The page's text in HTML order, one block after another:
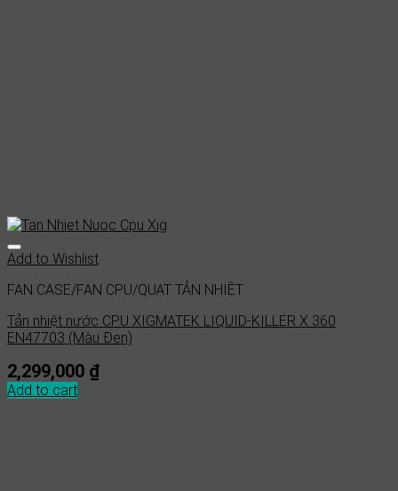
Add to Wishlist
FAN CASE/FAN CPU/QUẠT TẢN NHIỆT
Tản nhiệt nước CPU XIGMATEK LIQUID-KILLER X 360
EN47703 (Màu Đen)
2,299,000 ₫
Add to cart